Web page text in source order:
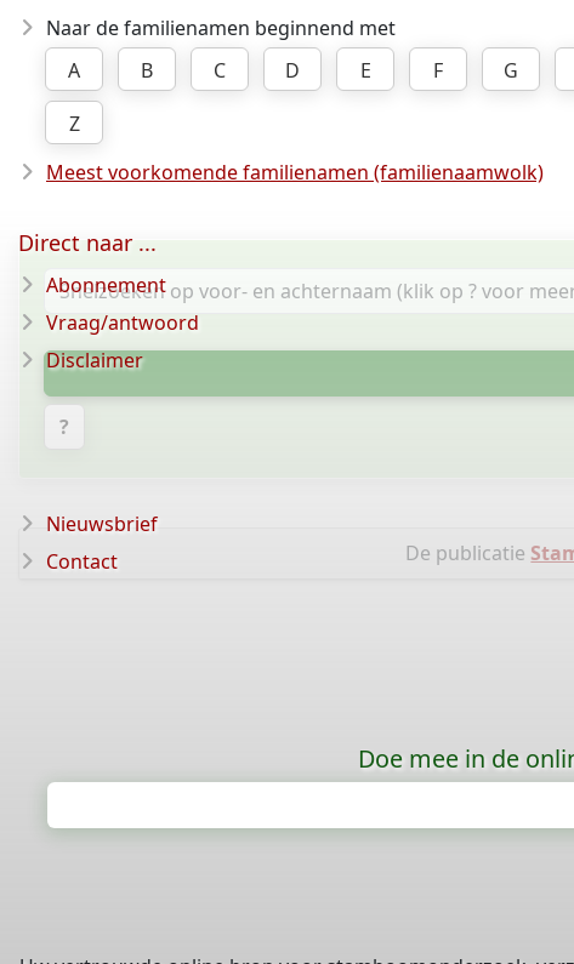
Naar de familienamen beginnend met
A
B C D E F G
Z
Meest voorkomende familienamen (familienaamwolk)
?
De publicatie
Direct naar ...
Abonnement
Vraag/antwoord
Disclaimer
Nieuwsbrief
Contact
Doe mee in de